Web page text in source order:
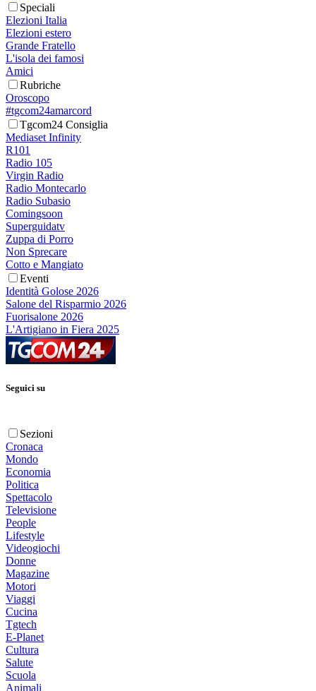
Speciali
Elezioni Italia
Elezioni estero
Grande Fratello
L'isola dei famosi
Amici
Rubriche
Oroscopo
#tgcom24amarcord
Tgcom24 Consiglia
Mediaset Infinity
R101
Radio 105
Virgin Radio
Radio Montecarlo
Radio Subasio
Comingsoon
Superguidatv
Zuppa di Porro
Non Sprecare
Cotto e Mangiato
Eventi
Identità Golose 2026
Salone del Risparmio 2026
Fuorisalone 2026
L'Artigiano in Fiera 2025
Seguici su
Sezioni
Cronaca
Mondo
Economia
Politica
Spettacolo
Televisione
People
Lifestyle
Videogiochi
Donne
Magazine
Motori
Viaggi
Cucina
Tgtech
E-Planet
Cultura
Salute
Scuola
Animali